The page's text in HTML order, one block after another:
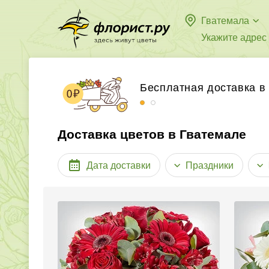
Гватемала
Укажите адрес
Бесплатная доставка
Принимаем к оплате
Доставка цветов в Гватемале
Дата доставки Праздники